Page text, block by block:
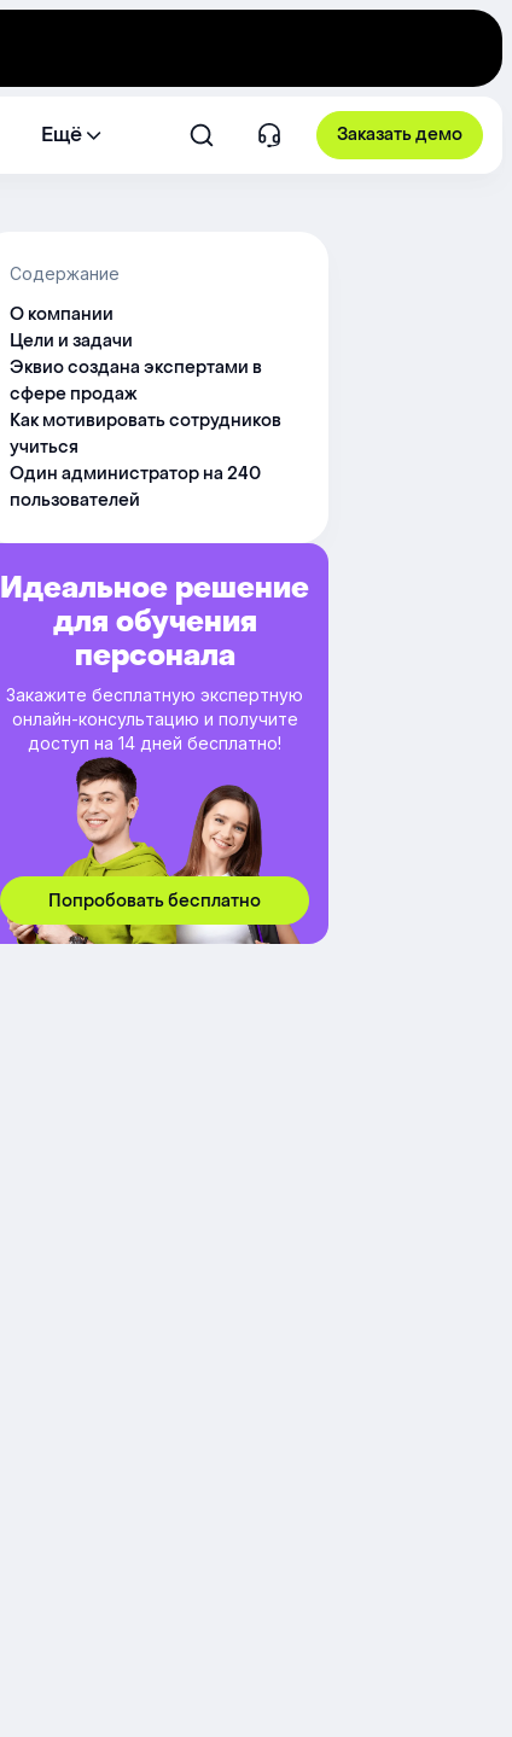
Ещё Заказать демо
Содержание
О компании
Цели и задачи
Эквио создана экспертами в
сфере продаж
Как мотивировать сотрудников
учиться
Один администратор на 240
пользователей
Идеальное решение
для обучения
персонала
Закажите бесплатную экспертную
онлайн-консультацию и получите
доступ на 14 дней бесплатно!
Попробовать бесплатно